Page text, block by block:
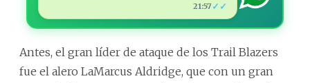
21:57 ✓✓
Antes, el gran líder de ataque de los Trail Blazers
fue el alero LaMarcus Aldridge, que con un gran